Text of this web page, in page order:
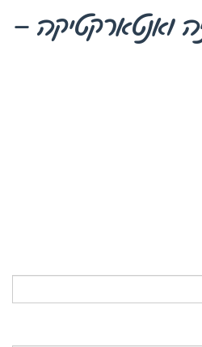
ואנטארקטיקה –